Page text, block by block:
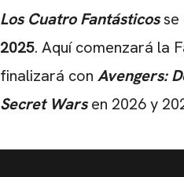
Los Cuatro Fantásticosse
2025. Aquí comenzará la
finalizará con Avengers:
Secret Warsen 2026 y